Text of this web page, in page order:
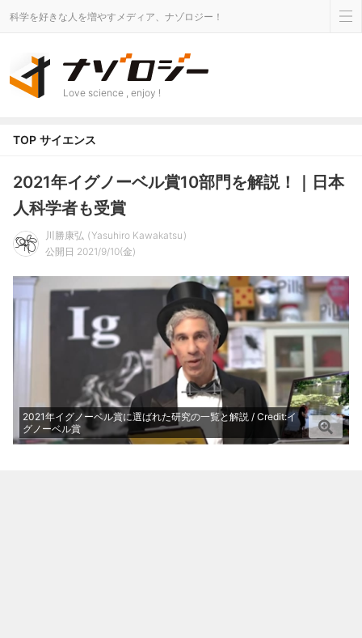
科学を好きな人を増やすメディア、ナゾロジー！
Love science , enjoy !
TOP サイエンス
2021年イグノーベル賞10部門を解説！｜日本
人科学者も受賞
川勝康弘
Yasuhiro Kawakatsu
公開日 2021/9/10(金)
2021年イグノーベル賞に選ばれた研究の一覧と解説 / Credit:イ
グノーベル賞